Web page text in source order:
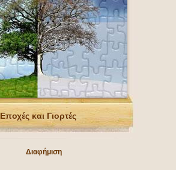
Εποχές και Γιορτές
Διαφήμιση